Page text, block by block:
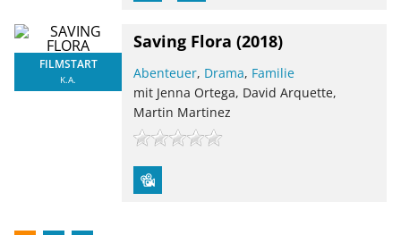
FILMSTART
K.A.
Saving Flora (2018)
Abenteuer, Drama, Familie
mit Jenna Ortega, David Arquette,
Martin Martinez